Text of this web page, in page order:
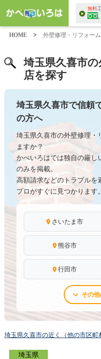
無料
HOME > 外壁修理・リフォー
埼玉県久喜市
店を探す
埼玉県久喜市で信頼
の方へ
埼玉県久喜市の外壁修理・
ますか？
かべいろはでは独自の厳し
のみを掲載。
高額請求などのトラブルを
プロがすぐに見つかります。
さいたま市
熊谷市
行田市
その
埼玉県久喜市の近く（他の市区町
埼玉県